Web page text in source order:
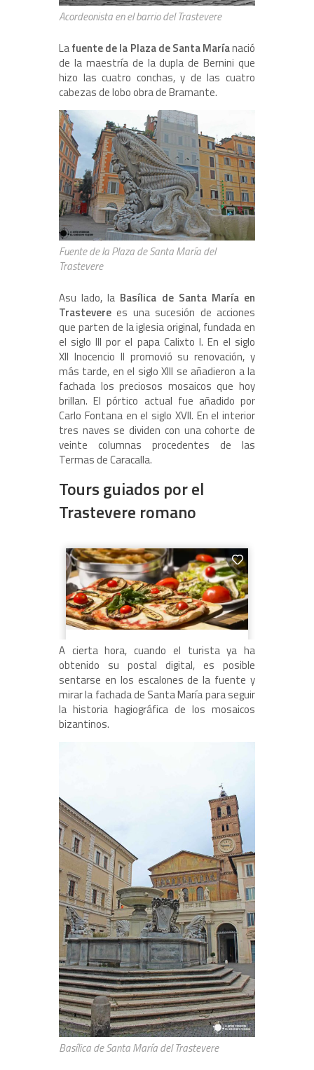
Acordeonista en el barrio del Trastevere
Lafuente de la Plaza de Santa Maríanació
de la maestría de la dupla de Bernini que
hizo las cuatro conchas, y de las cuatro
cabezas de lobo obra de Bramante.
Fuente de la Plaza de Santa María del
Trastevere
Asu lado, la Basílica de Santa María en
Trastevere es una sucesión de acciones
que parten de la iglesia original, fundada en
el siglo III por el papa Calixto I. En el siglo
XII Inocencio II promovió su renovación, y
más tarde, en el siglo XIII se añadieron a la
fachada los preciosos mosaicos que hoy
brillan. El pórtico actual fue añadido por
Carlo Fontana en el siglo XVII. En el interior
tres naves se dividen con una cohorte de
veinte columnas procedentes de las
Termas de Caracalla.
Tours guiados por el
Trastevere romano
A cierta hora, cuando el turista ya ha
obtenido su postal digital, es posible
sentarse en los escalones de la fuente y
mirar la fachada de Santa María para seguir
la historia hagiográfica de los mosaicos
bizantinos.
Basílica de Santa María del Trastevere